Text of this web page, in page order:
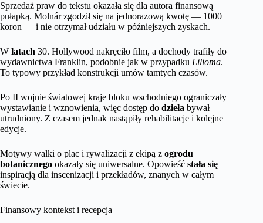
Sprzedaż praw do tekstu okazała się dla autora finansową
pułapką. Molnár zgodził się na jednorazową kwotę — 1000
koron — i nie otrzymał udziału w późniejszych zyskach.
W latach 30. Hollywood nakręciło film, a dochody trafiły do
wydawnictwa Franklin, podobnie jak w przypadku Lilioma.
To typowy przykład konstrukcji umów tamtych czasów.
Po II wojnie światowej kraje bloku wschodniego ograniczały
wystawianie i wznowienia, więc dostęp do dzieła bywał
utrudniony. Z czasem jednak nastąpiły rehabilitacje i kolejne
edycje.
Motywy walki o plac i rywalizacji z ekipą z ogrodu
botanicznego okazały się uniwersalne. Opowieść stała się
inspiracją dla inscenizacji i przekładów, znanych w całym
świecie.
Finansowy kontekst i recepcja